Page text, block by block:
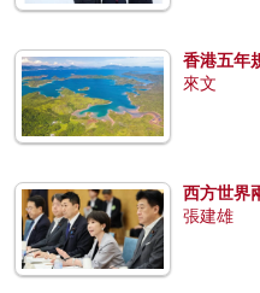
香港五年
來文
西方世界
張建雄